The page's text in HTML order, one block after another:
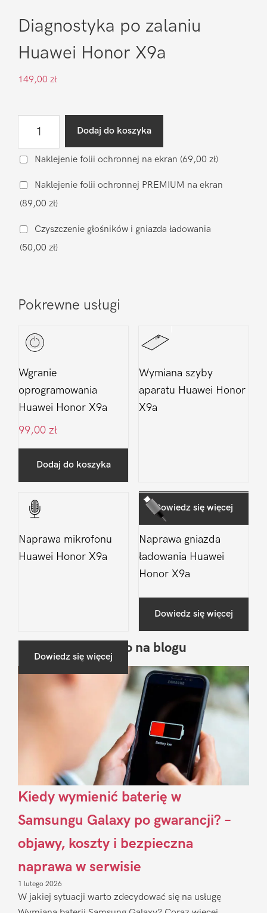
Diagnostyka po zalaniu
Huawei Honor X9a
149,00 zł
po
Huawei
Honor
X9a
Dodaj do koszyka
Naklejenie folii ochronnej na ekran (69,00 zł)
Naklejenie folii ochronnej PREMIUM na ekran
(89,00 zł)
Czyszczenie głośników i gniazda ładowania
(50,00 zł)
Pokrewne usługi
Wgranie
oprogramowania
Huawei Honor X9a
99,00 zł
Dodaj do koszyka
Wymiana szyby
aparatu Huawei Honor
X9a
Dowiedz się więcej
Naprawa mikrofonu
Huawei Honor X9a
Dowiedz się więcej
Naprawa gniazda
ładowania Huawei
Honor X9a
Dowiedz się więcej
Pierwszy
Sidebar
Ostatnio na blogu
Kiedy wymienić baterię w
Samsungu Galaxy po gwarancji? –
objawy, koszty i bezpieczna
naprawa w serwisie
1 lutego 2026
W jakiej sytuacji warto zdecydować się na usługę